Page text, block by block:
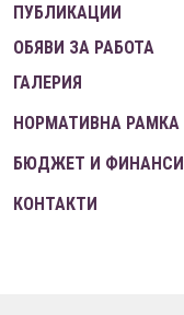
ПУБЛИКАЦИИ
ОБЯВИ ЗА РАБОТА
ГАЛЕРИЯ
НОРМАТИВНА РАМКА
БЮДЖЕТ И ФИНАНСИ
КОНТАКТИ